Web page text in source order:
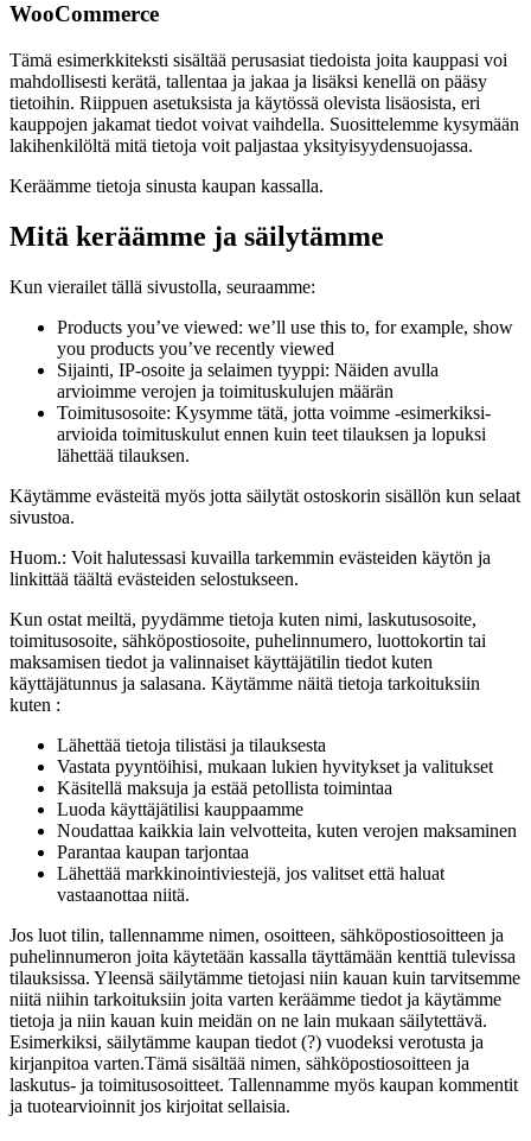
WooCommerce
Tämä esimerkkiteksti sisältää perusasiat tiedoista joita kauppasi voi
mahdollisesti kerätä, tallentaa ja jakaa ja lisäksi kenellä on pääsy
tietoihin. Riippuen asetuksista ja käytössä olevista lisäosista, eri
kauppojen jakamat tiedot voivat vaihdella. Suosittelemme kysymään
lakihenkilöltä mitä tietoja voit paljastaa yksityisyydensuojassa.
Keräämme tietoja sinusta kaupan kassalla.
Mitä keräämme ja säilytämme
Kun vierailet tällä sivustolla, seuraamme:
Products you’ve viewed: we’ll use this to, for example, show
you products you’ve recently viewed
Sijainti, IP-osoite ja selaimen tyyppi: Näiden avulla
arvioimme verojen ja toimituskulujen määrän
Toimitusosoite: Kysymme tätä, jotta voimme -esimerkiksi-
arvioida toimituskulut ennen kuin teet tilauksen ja lopuksi
lähettää tilauksen.
Käytämme evästeitä myös jotta säilytät ostoskorin sisällön kun selaat
sivustoa.
Huom.: Voit halutessasi kuvailla tarkemmin evästeiden käytön ja
linkittää täältä evästeiden selostukseen.
Kun ostat meiltä, pyydämme tietoja kuten nimi, laskutusosoite,
toimitusosoite, sähköpostiosoite, puhelinnumero, luottokortin tai
maksamisen tiedot ja valinnaiset käyttäjätilin tiedot kuten
käyttäjätunnus ja salasana. Käytämme näitä tietoja tarkoituksiin
kuten :
Lähettää tietoja tilistäsi ja tilauksesta
Vastata pyyntöihisi, mukaan lukien hyvitykset ja valitukset
Käsitellä maksuja ja estää petollista toimintaa
Luoda käyttäjätilisi kauppaamme
Noudattaa kaikkia lain velvotteita, kuten verojen maksaminen
Parantaa kaupan tarjontaa
Lähettää markkinointiviestejä, jos valitset että haluat
vastaanottaa niitä.
Jos luot tilin, tallennamme nimen, osoitteen, sähköpostiosoitteen ja
puhelinnumeron joita käytetään kassalla täyttämään kenttiä tulevissa
tilauksissa. Yleensä säilytämme tietojasi niin kauan kuin tarvitsemme
niitä niihin tarkoituksiin joita varten keräämme tiedot ja käytämme
tietoja ja niin kauan kuin meidän on ne lain mukaan säilytettävä.
Esimerkiksi, säilytämme kaupan tiedot (?) vuodeksi verotusta ja
kirjanpitoa varten.Tämä sisältää nimen, sähköpostiosoitteen ja
laskutus- ja toimitusosoitteet. Tallennamme myös kaupan kommentit
ja tuotearvioinnit jos kirjoitat sellaisia.